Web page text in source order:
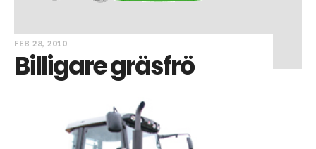
FEB 28, 2010
Billigare gräsfrö